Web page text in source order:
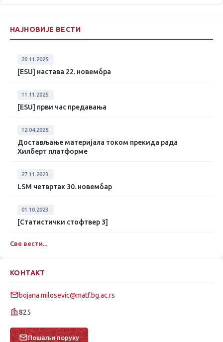
online korišćenjem Zoom ili Webex platforme(najaviti se
Problem nedostajućih podataka (serijal Novi srpski umovi)
НАЈНОВИЈЕ ВЕСТИ
20.11.2025.
[ESU] настава 22. новембра
11.11.2025.
[ESU] први час предавања
12.04.2025.
Достављање материјала током прекида рада
Хилберт платформе
27.11.2023.
LSM четвртак 30. новембар
01.10.2023.
[Статистички стофтвер 3]
Све вести...
КОНТАКТ
bojana.milosevic@matf.bg.ac.rs
825
Пошаљи поруку